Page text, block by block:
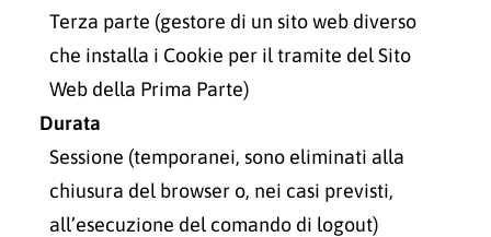
Terza parte (gestore di un sito web diverso
che installa i Cookie per il tramite del Sito
Web della Prima Parte)
Durata
Sessione (temporanei, sono eliminati alla
chiusura del browser o, nei casi previsti,
all’esecuzione del comando di logout)